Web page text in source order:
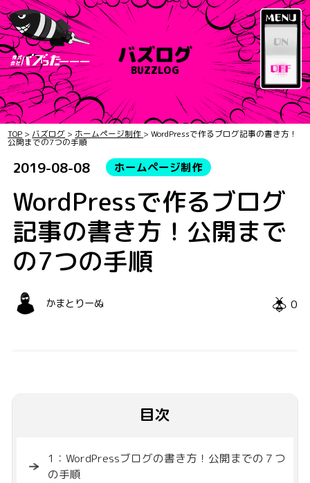
バズログ
BUZZLOG
TOP > バズログ > ホームページ制作 >WordPressで作るブログ記事の書き方！
公開までの7つの手順
2019-08-08 ホームページ制作
WordPressで作るブログ
記事の書き方！公開まで
の7つの手順
かまとりーぬ 0
目次
1：WordPressブログの書き方！公開までの７つ
の手順